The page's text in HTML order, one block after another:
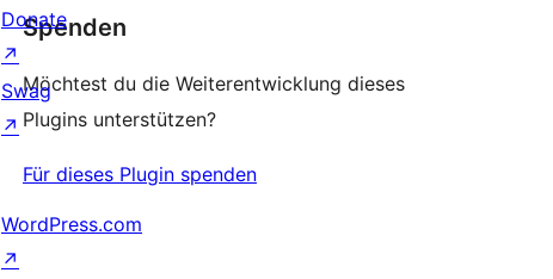
Spenden
Möchtest du die Weiterentwicklung dieses
Plugins unterstützen?
Für dieses Plugin spenden
Donate
↗
Swag
↗
WordPress.com
↗